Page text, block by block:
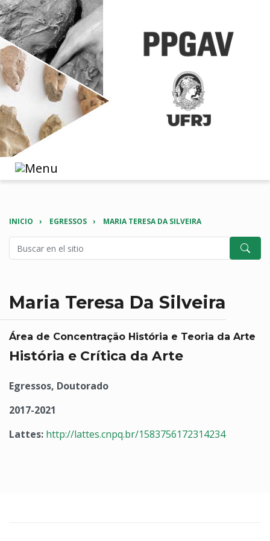
INICIO EGRESSOS MARIA TERESA DA SILVEIRA
Maria Teresa Da Silveira
Área de Concentração História e Teoria da Arte
História e Crítica da Arte
Egressos, Doutorado
2017-2021
Lattes: http://lattes.cnpq.br/1583756172314234